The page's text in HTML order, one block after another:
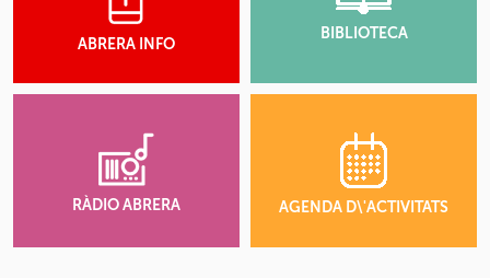
ABRERA INFO
BIBLIOTECA
RÀDIO ABRERA AGENDA D\'ACTIVITATS